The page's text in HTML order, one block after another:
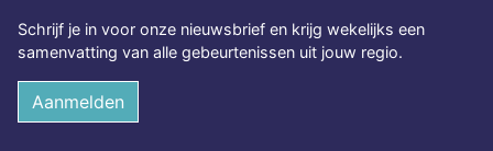
Schrijf je in voor onze nieuwsbrief en krijg wekelijks een
samenvatting van alle gebeurtenissen uit jouw regio.
Aanmelden